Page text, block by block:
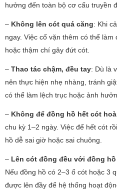
hưởng đến toàn bộ cơ cấu truyền
– Không lên cót quá căng: Khi
ngay. Việc cố vặn thêm có thể
hoặc thậm chí gây đứt cót.
– Thao tác chậm, đều tay: Dù là
nên thực hiện nhẹ nhàng, tránh
có thể làm lệch trục hoặc ảnh
– Không để đồng hồ hết cót
chu kỳ 1–2 ngày. Việc để hết cót
hồ dễ sai giờ hoặc sai chuông.
– Lên cót đồng đều với đồng
Nếu đồng hồ có 2–3 ổ cót hoặc 3
được lên đầy để hệ thống hoạt